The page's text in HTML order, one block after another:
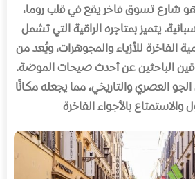
شارع تسوق فاخر یقع في قلب روما،
.یتمیز بمتاجره الراقیة التي تشمل
الفاخرة للأزیاء والمجوھرات، ویُعد من
الباحثین عن أحدث صیحات الموضة.
العصري والتاریخي، مما یجعله مكانًا
والاستمتاع بالأجواء الفاخرة